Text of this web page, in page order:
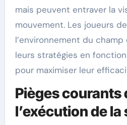
mais peuvent entraver la
mouvement. Les joueurs
l’environnement du
leurs stratégies en
pour maximiser leur
Pièges courants
l’exécution de